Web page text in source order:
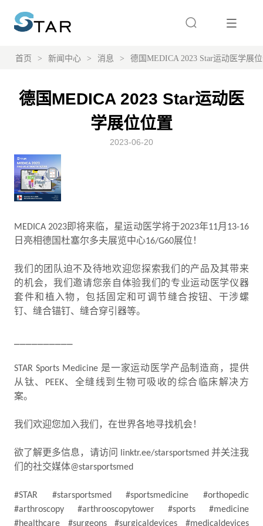
首页 > 新闻中心 > 消息 > 德国MEDICA 2023 Star运动医学展
德国MEDICA 2023 Star运动医
学展位位置
2023-06-20